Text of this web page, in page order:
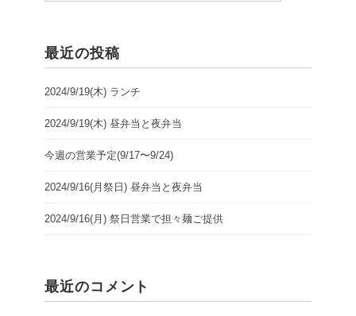
最近の投稿
2024/9/19(木) ランチ
2024/9/19(木) 昼弁当と夜弁当
今週の営業予定(9/17〜9/24)
2024/9/16(月祭日) 昼弁当と夜弁当
2024/9/16(月) 祭日営業で担々麺ご提供
最近のコメント